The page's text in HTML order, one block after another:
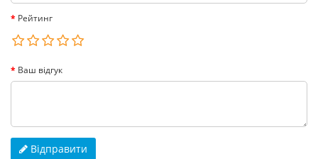
Рейтинг
Ваш відгук
Відправити